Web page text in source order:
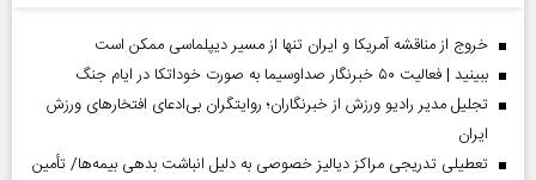
خروج از مناقشه آمریکا و ایران تنها از مسیر دیپلماسی ممکن است
ببینید | فعالیت ۵۰ خبرنگار صداوسیما به صورت خوداتکا در ایام جنگ
تجلیل مدیر رادیو ورزش از خبرنگاران؛ روایتگران بی‌ادعای افتخارهای ورزش
ایران
تعطیلی تدریجی مراکز دیالیز خصوصی به دلیل انباشت بدهی بیمه‌ها/ تأمین